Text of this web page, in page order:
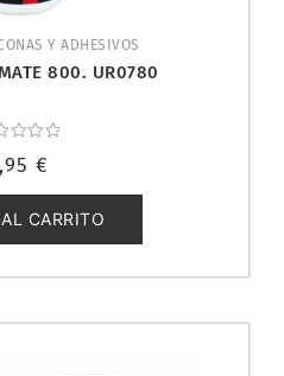
Y ADHESIVOS
800. UR0780
€
CARRITO